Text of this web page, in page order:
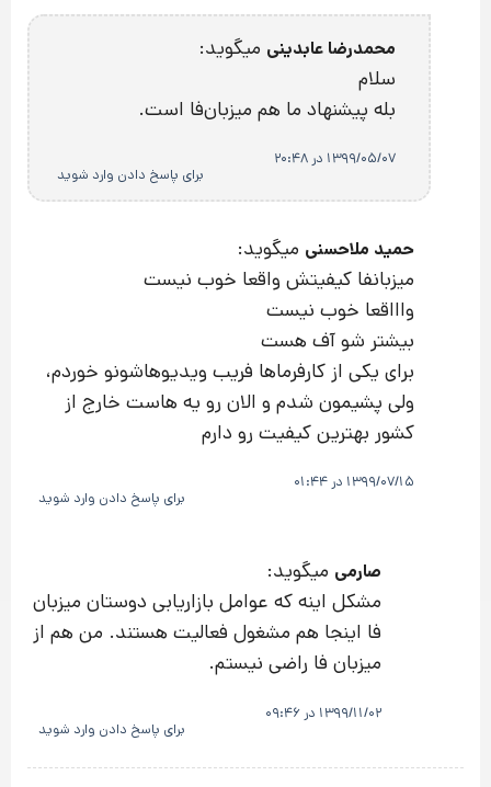
محمدرضا عابدینی میگوید:
سلام
بله پیشنهاد ما هم میزبان‌فا است.
1399/05/07 در 20:48
برای پاسخ دادن وارد شوید
حمید ملاحسنی میگوید:
میزبانفا کیفیتش واقعا خوب نیست
واااقعا خوب نیست
بیشتر شو آف هست
برای یکی از کارفرماها فریب ویدیوهاشونو خوردم،
ولی پشیمون شدم و الان رو یه هاست خارج از
کشور بهترین کیفیت رو دارم
1399/07/15 در 01:44
برای پاسخ دادن وارد شوید
صارمی میگوید:
مشکل اینه که عوامل بازاریابی دوستان میزبان
فا اینجا هم مشغول فعالیت هستند. من هم از
میزبان فا راضی نیستم.
1399/11/02 در 09:46
برای پاسخ دادن وارد شوید